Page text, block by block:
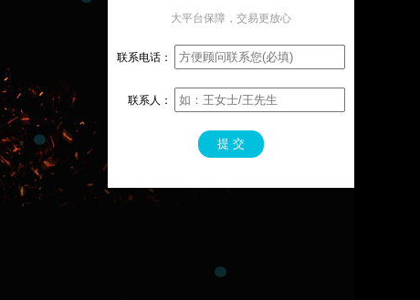
大平台保障，交易更放心
联系电话：
联系人：
提 交